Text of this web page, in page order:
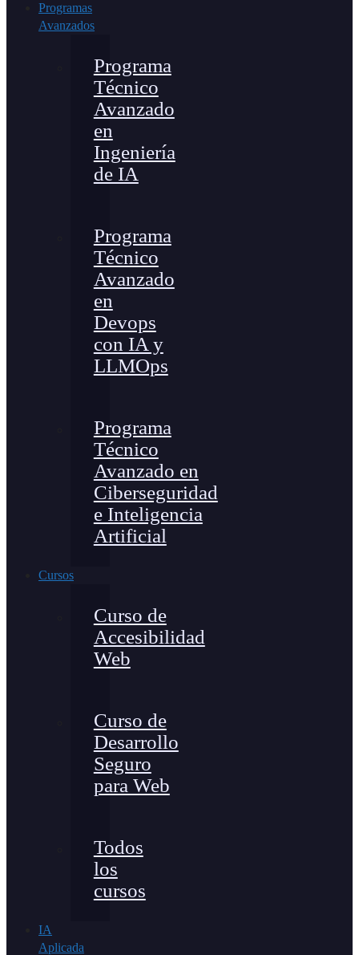
Programas
Avanzados
Programa
Técnico
Avanzado
en
Ingeniería
de IA
Programa
Técnico
Avanzado
en
Devops
con IA y
LLMOps
Programa
Técnico
Avanzado en
Ciberseguridad
e Inteligencia
Artificial
Cursos
Curso de
Accesibilidad
Web
Curso de
Desarrollo
Seguro
para Web
Todos
los
cursos
IA
Aplicada